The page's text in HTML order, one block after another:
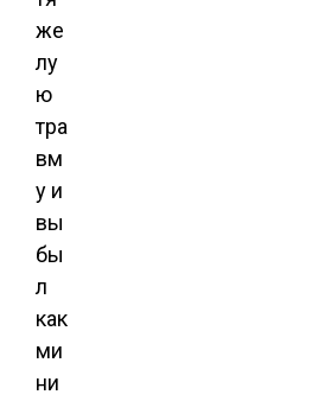
же
лу
ю
тра
вм
у и
вы
бы
л
как
ми
ни